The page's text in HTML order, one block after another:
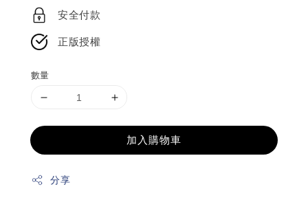
安全付款
正版授權
數量
加入購物車
分享